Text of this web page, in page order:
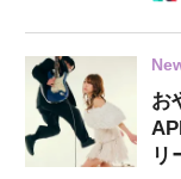
お
リ